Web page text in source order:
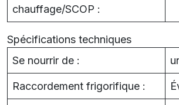
chauffage/SCOP :
Spécifications techniques
Se nourrir de :
Raccordement frigorifique :